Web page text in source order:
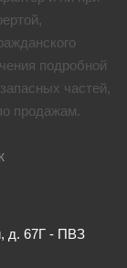
подробной
частей,
продажам.
д. 67Г - ПВЗ